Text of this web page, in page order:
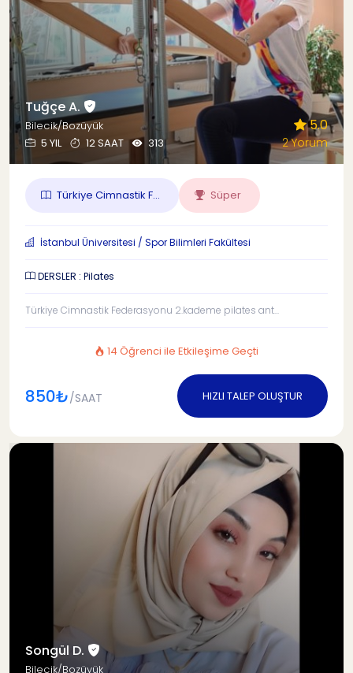
Tuğçe A.
Bilecik/Bozüyük
5 YIL
12 SAAT 313
5.0
2 Yorum
Türkiye Cimnastik F... Süper
İstanbul Üniversitesi / Spor Bilimleri Fakültesi
DERSLER : Pilates
Türkiye Cimnastik Federasyonu 2.kademe pilates ant...
14 Öğrenci ile Etkileşime Geçti
850₺/SAAT HIZLI TALEP OLUŞTUR
Songül D.
Bilecik/Bozüyük